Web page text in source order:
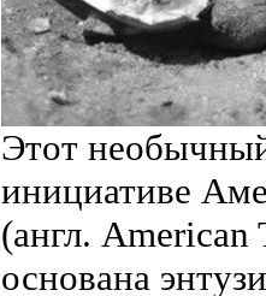
Этот
инициативе
(англ. American
основана